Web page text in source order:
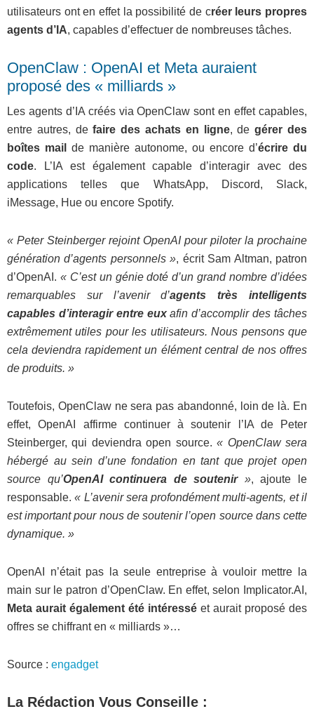
utilisateurs ont en effet la possibilité de créer leurs propres
agents d’IA, capables d’effectuer de nombreuses tâches.
OpenClaw : OpenAI et Meta auraient
proposé des « milliards »
Les agents d’IA créés via OpenClaw sont en effet capables,
entre autres, defaire des achats en ligne, degérer des
boîtes mail
de manière autonome, ou encore d’écrire du
code. L’IA est également capable d’interagir avec des
applications telles que WhatsApp, Discord, Slack,
iMessage, Hue ou encore Spotify.
« Peter Steinberger rejoint OpenAI pour piloter la prochaine
génération d’agents personnels », écrit Sam Altman, patron
d’OpenAI. « C’est un génie doté d’un grand nombre d’idées
remarquables sur l’avenir d’agents très intelligents
capables d’interagir entre euxafin d’accomplir des tâches
extrêmement utiles pour les utilisateurs. Nous pensons que
cela deviendra rapidement un élément central de nos offres
de produits. »
Toutefois, OpenClaw ne sera pas abandonné, loin de là. En
effet, OpenAI affirme continuer à soutenir l’IA de Peter
Steinberger, qui deviendra open source.« OpenClaw sera
hébergé au sein d’une fondation en tant que projet open
source qu’OpenAI continuera de soutenir », ajoute le
responsable. « L’avenir sera profondément multi-agents, et il
est important pour nous de soutenir l’open source dans cette
dynamique. »
OpenAI n’était pas la seule entreprise à vouloir mettre la
main sur le patron d’OpenClaw. En effet, selon Implicator.AI,
Meta aurait également été intéressé et aurait proposé des
offres se chiffrant en « milliards »…
Source : engadget
La Rédaction Vous Conseille :